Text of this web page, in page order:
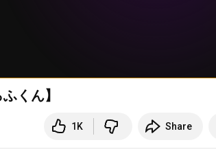
くん】
1K Share